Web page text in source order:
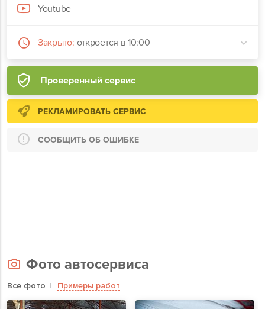
Проверенный сервис
Youtube
Закрыто: откроется в 10:00
РЕКЛАМИРОВАТЬ СЕРВИС
СООБЩИТЬ ОБ ОШИБКЕ
Фото автосервиса
Все фото Примеры работ